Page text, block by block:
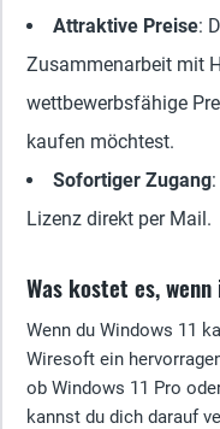
Attraktive Preise:
Zusammenarbeit mit
wettbewerbsfähige
kaufen möchtest.
Sofortiger Zugang
Lizenz direkt per Mail.
Was kostet es,
Wenn du Windows 11
Wiresoft ein
ob Windows 11 Pro
kannst du dich darauf